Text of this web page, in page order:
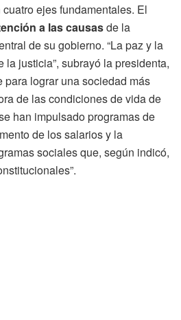
ejes fundamentales. El
a las causasde la
de su gobierno. “La paz y la
la justicia”, subrayó la presidenta,
lograr una sociedad más
de las condiciones de vida de
han impulsado programas de
de los salarios y la
sociales que, según indicó,